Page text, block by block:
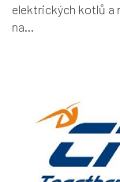
elektrických kotlů a
na...